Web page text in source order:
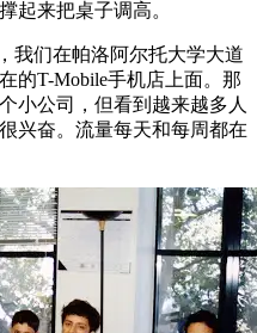
起来把桌子调高。
们在帕洛阿尔托大学大道
的T-Mobile手机店上面。那
小公司，但看到越来越多人
兴奋。流量每天和每周都在